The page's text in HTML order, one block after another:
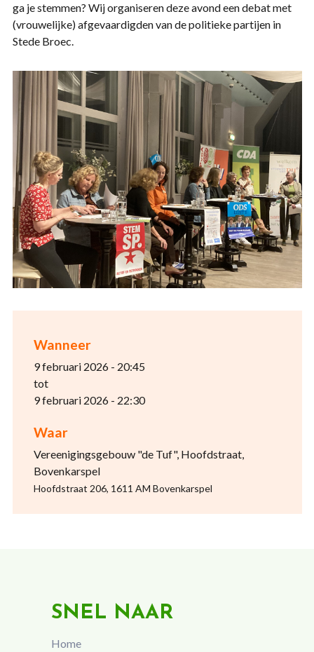
Wanneer
9 februari 2026 - 20:45
tot
9 februari 2026 - 22:30
Waar
Vereenigingsgebouw "de Tuf", Hoofdstraat,
Bovenkarspel
Hoofdstraat 206, 1611 AM Bovenkarspel
ga je stemmen? Wij organiseren deze avond een debat met
(vrouwelijke) afgevaardigden van de politieke partijen in
Stede Broec.
SNEL NAAR
Home